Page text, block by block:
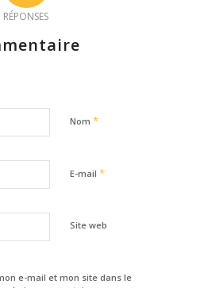
RÉPONSES
Nom *
E-mail *
Site web
e-mail et mon site dans le